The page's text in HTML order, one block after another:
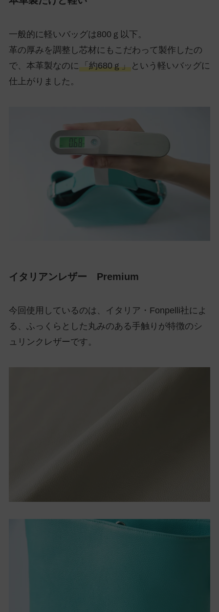
一般的に軽いバッグは800ｇ以下。
革の厚みを調整し芯材にもこだわって製作したの
で、本革製なのに 「約680ｇ」という軽いバッグに
仕上がりました。
イタリアンレザー Premium
今回使用しているのは、イタリア・Fonpelli社によ
る、ふっくらとした丸みのある手触りが特徴のシ
ュリンクレザーです。